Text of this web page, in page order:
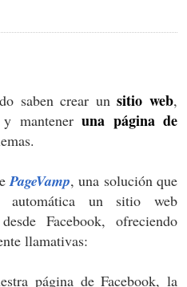
saben crear unsitio web,
mantener una página de
PageVamp, una solución que
automática un sitio web
Facebook, ofreciendo
llamativas:
página de Facebook, la